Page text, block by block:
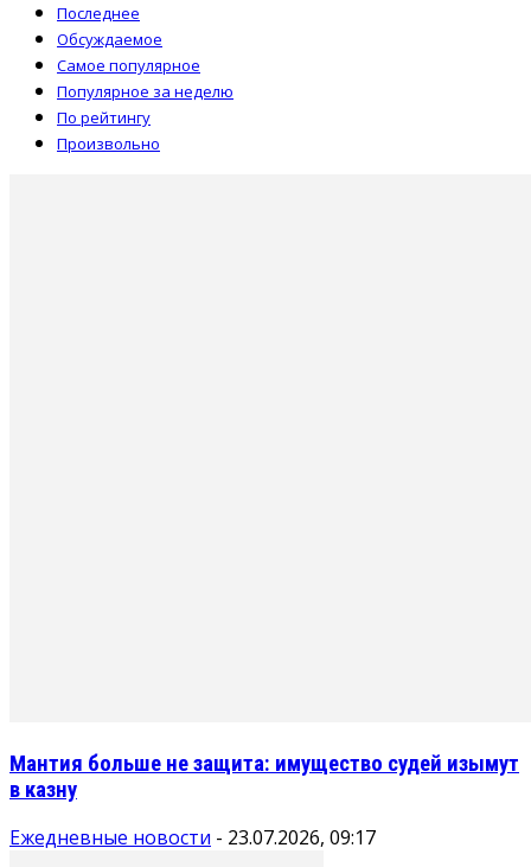
Последнее
Обсуждаемое
Самое популярное
Популярное за неделю
По рейтингу
Произвольно
Мантия больше не защита: имущество судей изымут
в казну
Ежедневные новости - 23.07.2026, 09:17